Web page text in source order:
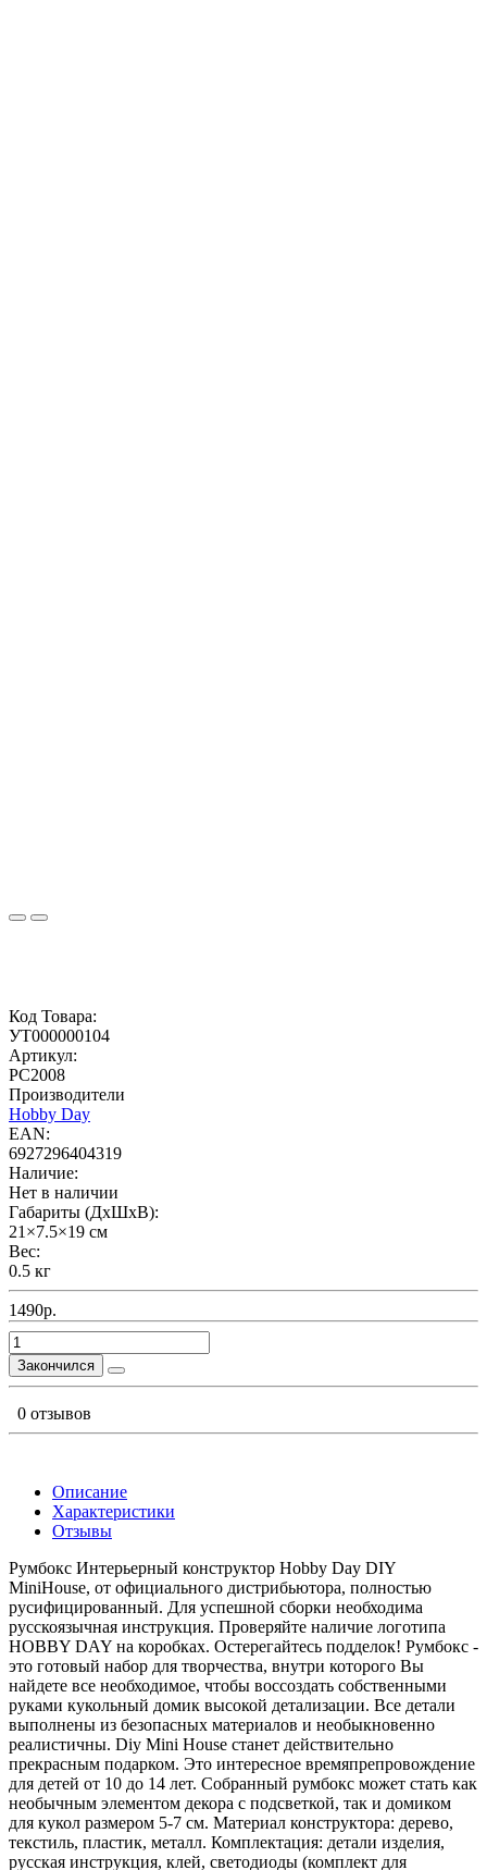
Код Товара:
УТ000000104
Артикул:
PC2008
Производители
Hobby Day
EAN:
6927296404319
Наличие:
Нет в наличии
Габариты (ДхШхВ):
21×7.5×19 см
Вес:
0.5 кг
1490р.
Закончился
0 отзывов
Описание
Характеристики
Отзывы
Румбокс Интерьерный конструктор Hobby Day DIY
MiniHouse, от официального дистрибьютора, полностью
русифицированный. Для успешной сборки необходима
русскоязычная инструкция. Проверяйте наличие логотипа
HOBBY DAY на коробках. Остерегайтесь подделок! Румбокс -
это готовый набор для творчества, внутри которого Вы
найдете все необходимое, чтобы воссоздать собственными
руками кукольный домик высокой детализации. Все детали
выполнены из безопасных материалов и необыкновенно
реалистичны. Diy Mini House станет действительно
прекрасным подарком. Это интересное времяпрепровождение
для детей от 10 до 14 лет. Собранный румбокс может стать как
необычным элементом декора с подсветкой, так и домиком
для кукол размером 5-7 см. Материал конструктора: дерево,
текстиль, пластик, металл. Комплектация: детали изделия,
русская инструкция, клей, светодиоды (комплект для